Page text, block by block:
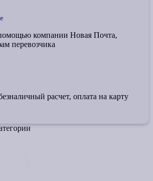
компании Новая Почта,
перевозчика
расчет, оплата на карту